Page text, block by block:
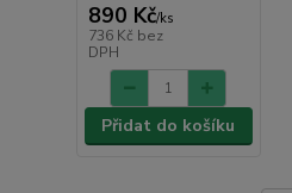
890 Kč/ks
736 Kč bez
DPH
Přidat do košíku